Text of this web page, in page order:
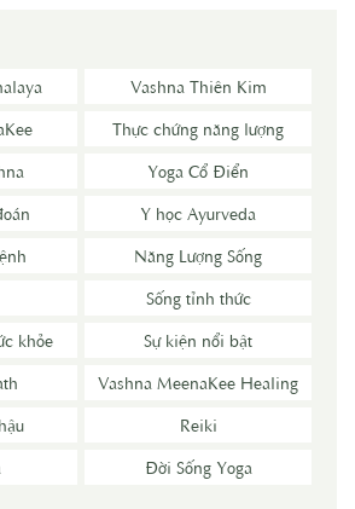
Vashna Thiên Kim
Thực chứng năng lượng
Yoga Cổ Điển
Y học Ayurveda
Năng Lượng Sống
Sống tỉnh thức
khỏe
Sự kiện nổi bật
Vashna MeenaKee Healing
Reiki
Đời Sống Yoga